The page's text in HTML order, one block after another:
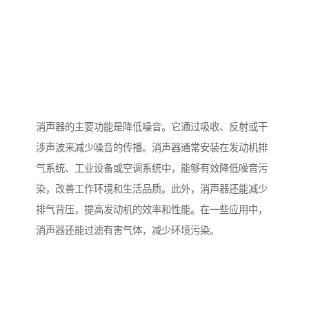
消声器的主要功能是降低噪音。它通过吸收、反射或干
涉声波来减少噪音的传播。消声器通常安装在发动机排
气系统、工业设备或空调系统中，能够有效降低噪音污
染，改善工作环境和生活品质。此外，消声器还能减少
排气背压，提高发动机的效率和性能。在一些应用中，
消声器还能过滤有害气体，减少环境污染。